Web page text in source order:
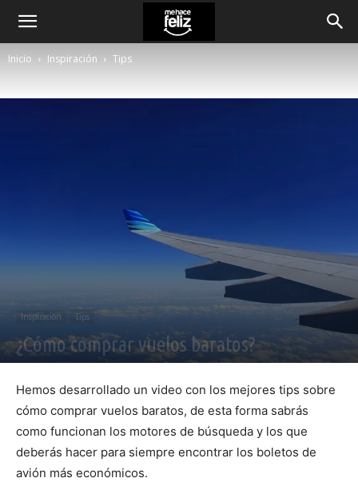
Inicio Inspiración Tips
Inspiración Tips
¿Cómo comprar vuelos baratos?
Hemos desarrollado un video con los mejores tips sobre
cómo comprar vuelos baratos, de esta forma sabrás
como funcionan los motores de búsqueda y los que
deberás hacer para siempre encontrar los boletos de
avión más económicos.